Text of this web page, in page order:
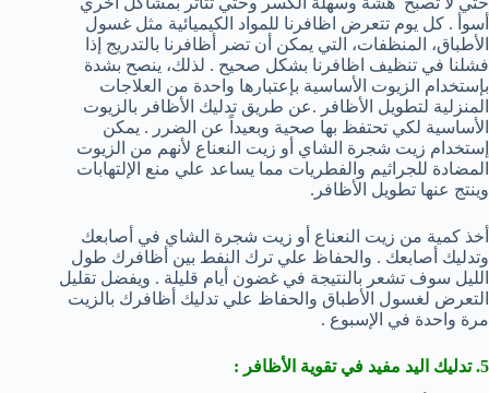
أسوأ . كل يوم تتعرض اظافرنا للمواد الكيميائية مثل غسول
الأطباق، المنظفات، التي يمكن أن تضر أظافرنا بالتدريج إذا
فشلنا في تنظيف اظافرنا بشكل صحيح . لذلك، ينصح بشدة
بإستخدام الزيوت الأساسية بإعتبارها واحدة من العلاجات
المنزلية لتطويل الأظافر .عن طريق تدليك الأظافر بالزيوت
الأساسية لكي تحتفظ بها صحية وبعيداً عن الضرر . يمكن
إستخدام زيت شجرة الشاي أو زيت النعناع لأنهم من الزيوت
المضادة للجراثيم والفطريات مما يساعد علي منع الإلتهابات
وينتج عنها تطويل الأظافر.
أخذ كمية من زيت النعناع أو زيت شجرة الشاي في أصابعك
وتدليك أصابعك . والحفاظ علي ترك النفط بين أظافرك طول
الليل سوف تشعر بالنتيجة في غضون أيام قليلة . ويفضل تقليل
التعرض لغسول الأطباق والحفاظ علي تدليك أظافرك بالزيت
مرة واحدة في الإسبوع .
5. تدليك اليد مفيد في تقوية الأظافر :